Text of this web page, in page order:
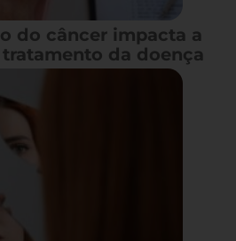
do câncer impacta a
da doença